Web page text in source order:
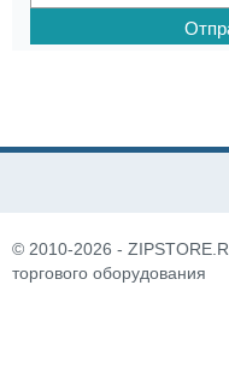
© 2010-2026 -
торгового оборудования